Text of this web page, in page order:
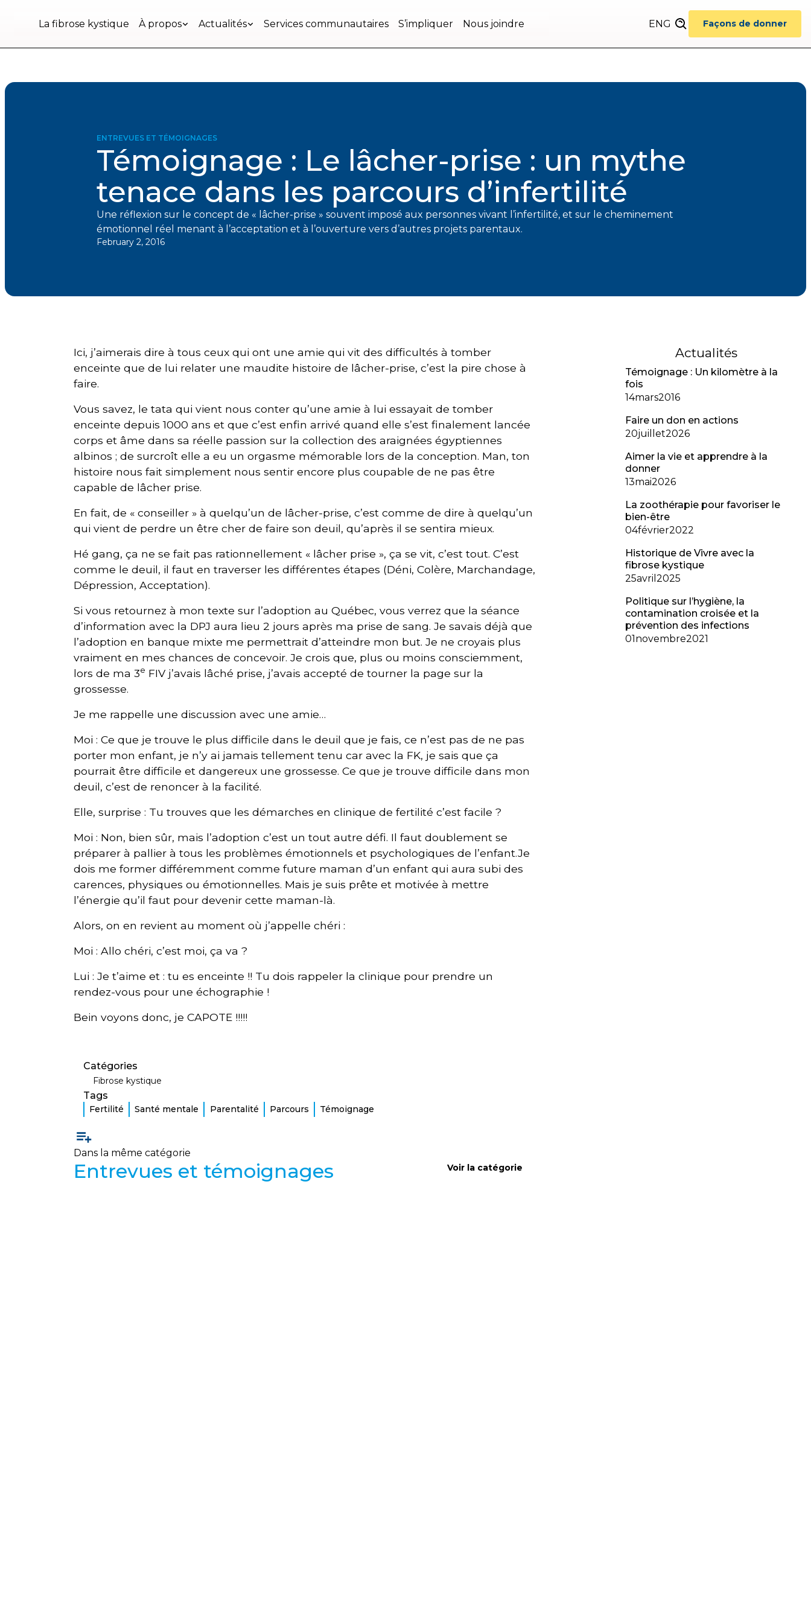
La fibrose kystique À propos Actualités Services communautaires S’impliquer Nous joindre
Ensemble, mieux vivre avec la FK au Québec. ENG Façons de donner
ENTREVUES ET TÉMOIGNAGES
Témoignage : Le lâcher-prise : un mythe
tenace dans les parcours d’infertilité
Une réflexion sur le concept de « lâcher-prise » souvent imposé aux personnes vivant l’infertilité, et sur le cheminement
émotionnel réel menant à l’acceptation et à l’ouverture vers d’autres projets parentaux.
February 2, 2016
Ici, j’aimerais dire à tous ceux qui ont une amie qui vit des difficultés à tomber
enceinte que de lui relater une maudite histoire de lâcher-prise, c’est la pire chose à
faire.
Vous savez, le tata qui vient nous conter qu’une amie à lui essayait de tomber
enceinte depuis 1000 ans et que c’est enfin arrivé quand elle s’est finalement lancée
corps et âme dans sa réelle passion sur la collection des araignées égyptiennes
albinos ; de surcroît elle a eu un orgasme mémorable lors de la conception. Man, ton
histoire nous fait simplement nous sentir encore plus coupable de ne pas être
capable de lâcher prise.
En fait, de « conseiller » à quelqu’un de lâcher-prise, c’est comme de dire à quelqu’un
qui vient de perdre un être cher de faire son deuil, qu’après il se sentira mieux.
Hé gang, ça ne se fait pas rationnellement « lâcher prise », ça se vit, c’est tout. C’est
comme le deuil, il faut en traverser les différentes étapes (Déni, Colère, Marchandage,
Dépression, Acceptation).
Si vous retournez à mon texte sur l’adoption au Québec, vous verrez que la séance
d’information avec la DPJ aura lieu 2 jours après ma prise de sang. Je savais déjà que
l’adoption en banque mixte me permettrait d’atteindre mon but. Je ne croyais plus
vraiment en mes chances de concevoir. Je crois que, plus ou moins consciemment,
lors de ma 3e FIV j’avais lâché prise, j’avais accepté de tourner la page sur la
grossesse.
Je me rappelle une discussion avec une amie…
Moi : Ce que je trouve le plus difficile dans le deuil que je fais, ce n’est pas de ne pas
porter mon enfant, je n’y ai jamais tellement tenu car avec la FK, je sais que ça
pourrait être difficile et dangereux une grossesse. Ce que je trouve difficile dans mon
deuil, c’est de renoncer à la facilité.
Elle, surprise : Tu trouves que les démarches en clinique de fertilité c’est facile ?
Moi : Non, bien sûr, mais l’adoption c’est un tout autre défi. Il faut doublement se
préparer à pallier à tous les problèmes émotionnels et psychologiques de l’enfant.Je
dois me former différemment comme future maman d’un enfant qui aura subi des
carences, physiques ou émotionnelles. Mais je suis prête et motivée à mettre
l’énergie qu’il faut pour devenir cette maman-là.
Alors, on en revient au moment où j’appelle chéri :
Moi : Allo chéri, c’est moi, ça va ?
Lui : Je t’aime et : tu es enceinte !! Tu dois rappeler la clinique pour prendre un
rendez-vous pour une échographie !
Bein voyons donc, je CAPOTE !!!!!
Catégories
Fibrose kystique
Tags
Fertilité Santé mentale Parentalité Parcours Témoignage
Dans la même catégorie
Entrevues et témoignages Voir la catégorie
Actualités
Témoignage : Un kilomètre à la
fois
14mars2016
Faire un don en actions
20juillet2026
Aimer la vie et apprendre à la
donner
13mai2026
La zoothérapie pour favoriser le
bien-être
04février2022
Historique de Vivre avec la
fibrose kystique
25avril 2025
Politique sur l’hygiène, la
contamination croisée et la
prévention des infections
01novembre2021
Restons
contact
M'inscrire